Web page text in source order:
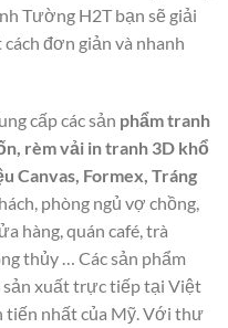
Tường H2T bạn sẽ giải
đơn giản và nhanh
cấp các sản phẩm tranh
rèm vải in tranh 3D khổ
Canvas, Formex, Tráng
phòng ngủ vợ chồng,
hàng, quán café, trà
thủy … Các sản phẩm
xuất trực tiếp tại Việt
tiến nhất của Mỹ. Với thư